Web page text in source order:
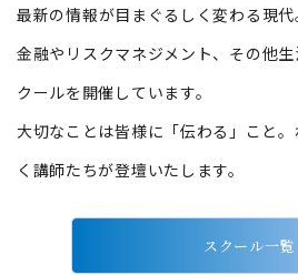
最新の情報が目まぐるしく変わる現代
金融やリスクマネジメント、その他
クールを開催しています。
大切なことは皆様に「伝わる」こと
く講師たちが登壇いたします。
スクール一覧